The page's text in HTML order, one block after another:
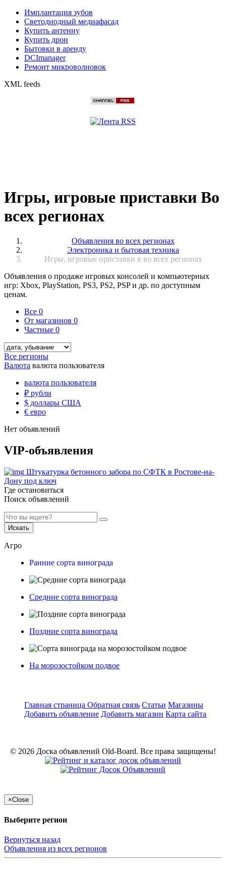
Имплантация зубов
Светодиодный медиафасад
Купить антенну
Купить дрон
Бытовки в аренду
DCImanager
Ремонт микроволновок
XML feeds
Игры, игровые приставки Во
всех регионах
Объявления во всех регионах
Электроника и бытовая техника
Игры, игровые приставки в во всех регионах
Объявления о продаже игровых консолей и компьютерных
игр: Xbox, PlayStation, PS3, PS2, PSP и др. по доступным
ценам.
Все 0
От магазинов 0
Частные 0
Все регионы
Валюта валюта пользователя
валюта пользователя
₽ рубли
$ доллары США
€ евро
Нет объявлений
VIP-объявления
Штукатурка бетонного забора по СФТК в Ростове-на-
Дону под ключ
Где остановиться
Поиск объявлений
Искать
Агро
Ранние сорта винограда
Средние сорта винограда
Поздние сорта винограда
На морозостойком подвое
Главная страница Обратная связь Статьи Магазины
Добавить объявление Добавить магазин Карта сайта
© 2026 Доска объявлений Old-Board. Все права защищены!
×Close
Выберите регион
Вернуться назад
Объявления из всех регионов